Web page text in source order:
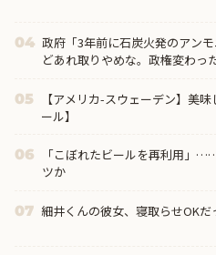
04 政府「3年前に石炭火発のアン
どあれ取りやめな。政権変わ
05
【アメリカ-スウェーデン】美
ール】
06
「こぼれたビールを再利用」
ツか
07 細井くんの彼女、寝取らせOKだ